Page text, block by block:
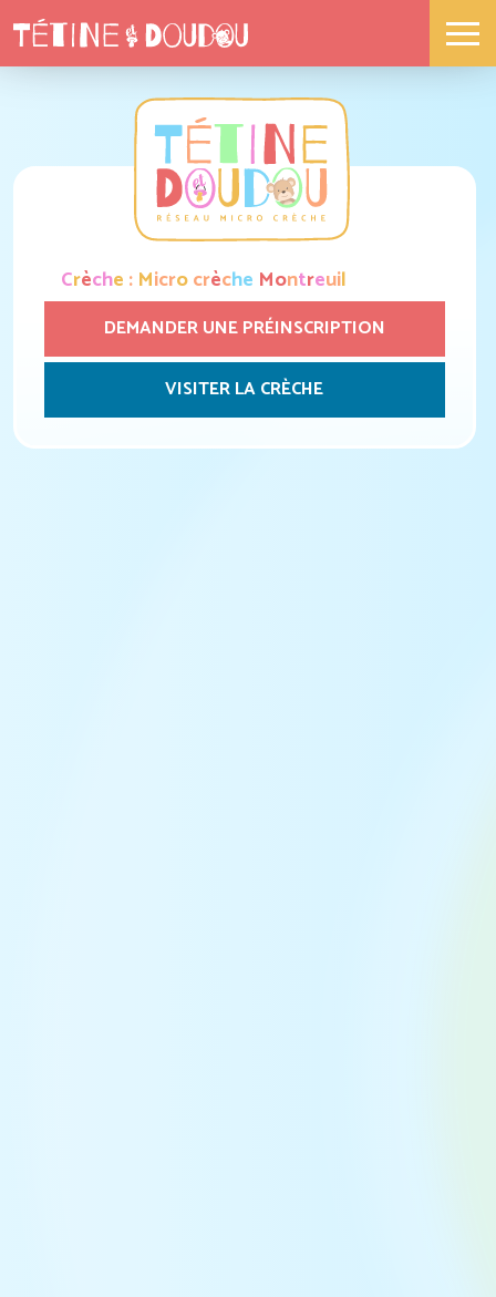
Crèche : Microcrèche Montreuil
DEMANDER UNE PRÉINSCRIPTION
VISITER LA CRÈCHE